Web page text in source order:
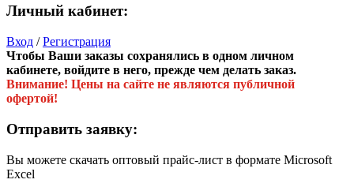
Личный кабинет:
Вход /Регистрация
Чтобы Ваши заказы сохранялись в одном личном
кабинете, войдите в него, прежде чем делать заказ.
Внимание! Цены на сайте не являются публичной
офертой!
Отправить заявку:
Вы можете скачать оптовый прайс-лист в формате Microsoft
Excel